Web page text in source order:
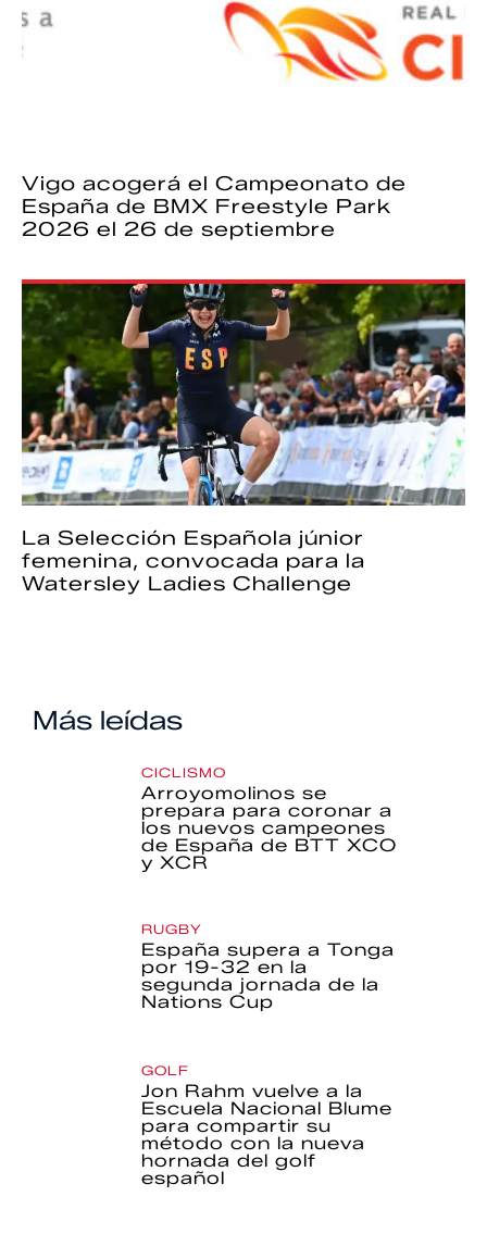
Vigo acogerá el Campeonato de
España de BMX Freestyle Park
2026 el 26 de septiembre
La Selección Española júnior
femenina, convocada para la
Watersley Ladies Challenge
Más leídas
CICLISMO
Arroyomolinos se
prepara para coronar a
los nuevos campeones
de España de BTT XCO
y XCR
RUGBY
España supera a Tonga
por 19-32 en la
segunda jornada de la
Nations Cup
GOLF
Jon Rahm vuelve a la
Escuela Nacional Blume
para compartir su
método con la nueva
hornada del golf
español